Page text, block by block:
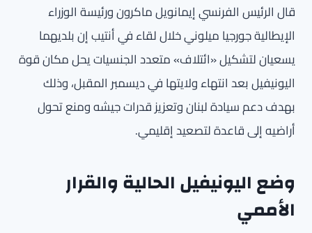
قال الرئيس الفرنسي إيمانويل ماكرون ورئيسة الوزراء
الإيطالية جورجيا ميلوني خلال لقاء في أنتيب إن بلديهما
يسعيان لتشكيل «ائتلاف» متعدد الجنسيات يحل مكان قوة
اليونيفيل بعد انتهاء ولايتها في ديسمبر المقبل، وذلك
بهدف دعم سيادة لبنان وتعزيز قدرات جيشه ومنع تحول
أراضيه إلى قاعدة لتصعيد إقليمي.
وضع اليونيفيل الحالية والقرار
الأممي